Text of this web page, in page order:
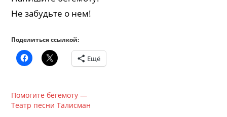
Не забудьте о нем!
Поделиться ссылкой:
Ещё
Помогите бегемоту —
Театр песни Талисман